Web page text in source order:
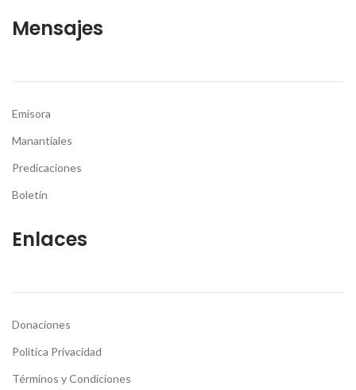
Mensajes
Emisora
Manantiales
Predicaciones
Boletín
Enlaces
Donaciones
Politica Privacidad
Términos y Condiciones